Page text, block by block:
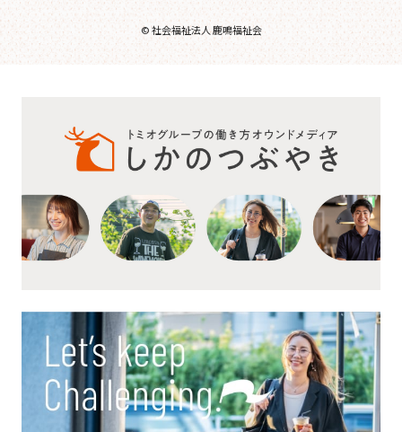
© 社会福祉法人 鹿鳴福祉会